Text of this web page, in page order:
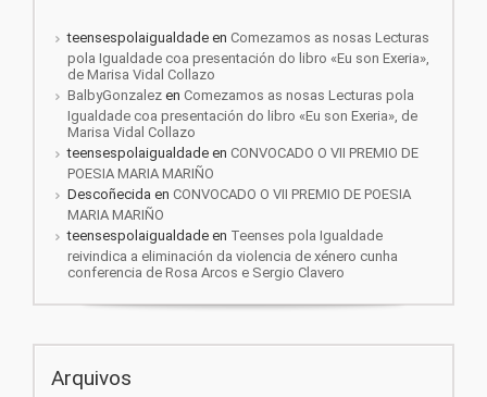
teensespolaigualdade en Comezamos as nosas Lecturas
pola Igualdade coa presentación do libro «Eu son Exeria»,
de Marisa Vidal Collazo
BalbyGonzalez en Comezamos as nosas Lecturas pola
Igualdade coa presentación do libro «Eu son Exeria», de
Marisa Vidal Collazo
teensespolaigualdade en CONVOCADO O VII PREMIO DE
POESIA MARIA MARIÑO
Descoñecida en CONVOCADO O VII PREMIO DE POESIA
MARIA MARIÑO
teensespolaigualdade en Teenses pola Igualdade
reivindica a eliminación da violencia de xénero cunha
conferencia de Rosa Arcos e Sergio Clavero
Arquivos